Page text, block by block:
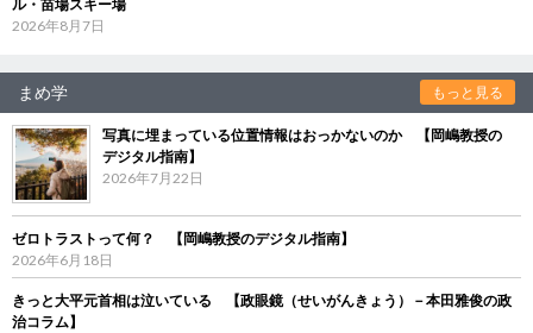
ル・苗場スキー場
2026年8月7日
まめ学 もっと見る
写真に埋まっている位置情報はおっかないのか 【岡嶋教授の
デジタル指南】
2026年7月22日
ゼロトラストって何？ 【岡嶋教授のデジタル指南】
2026年6月18日
きっと大平元首相は泣いている 【政眼鏡（せいがんきょう）－本田雅俊の政
治コラム】